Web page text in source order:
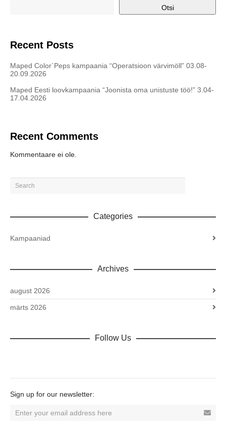
Otsi
Recent Posts
Maped Color´Peps kampaania “Operatsioon värvimöll” 03.08-
20.09.2026
Maped Eesti loovkampaania “Joonista oma unistuste töö!” 3.04-
17.04.2026
Recent Comments
Kommentaare ei ole.
Categories
Kampaaniad
Archives
august 2026
märts 2026
Follow Us
Sign up for our newsletter: